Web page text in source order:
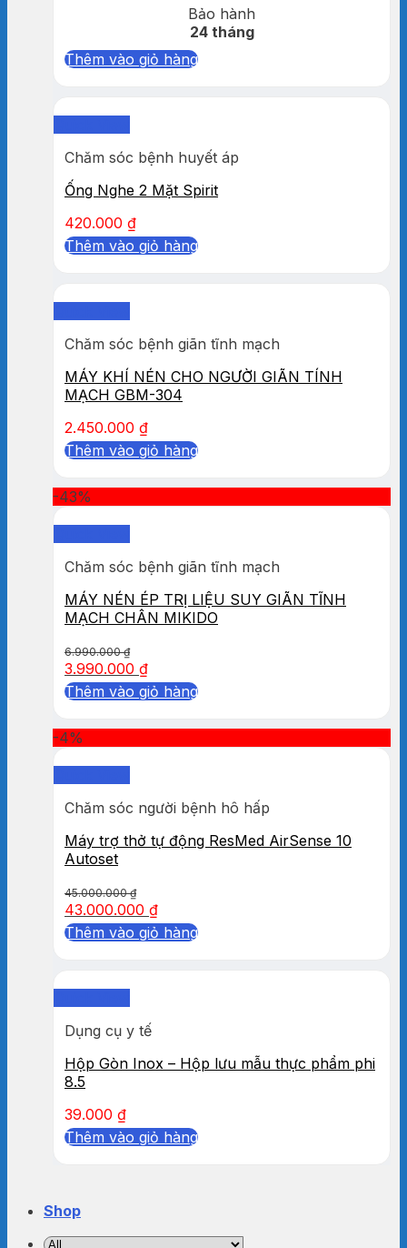
Bảo hành
24 tháng
Thêm vào giỏ hàng
Chăm sóc bệnh huyết áp
Ống Nghe 2 Mặt Spirit
420.000 ₫
Thêm vào giỏ hàng
Chăm sóc bệnh giãn tĩnh mạch
MÁY KHÍ NÉN CHO NGƯỜI GIÃN TÍNH
MẠCH GBM-304
2.450.000 ₫
Thêm vào giỏ hàng
-43%
Chăm sóc bệnh giãn tĩnh mạch
MÁY NÉN ÉP TRỊ LIỆU SUY GIÃN TĨNH
MẠCH CHÂN MIKIDO
6.990.000₫
3.990.000 ₫
Thêm vào giỏ hàng
-4%
Chăm sóc người bệnh hô hấp
Máy trợ thở tự động ResMed AirSense 10
Autoset
45.000.000₫
43.000.000 ₫
Thêm vào giỏ hàng
Dụng cụ y tế
Hộp Gòn Inox – Hộp lưu mẫu thực phẩm phi
8.5
39.000 ₫
Thêm vào giỏ hàng
Shop